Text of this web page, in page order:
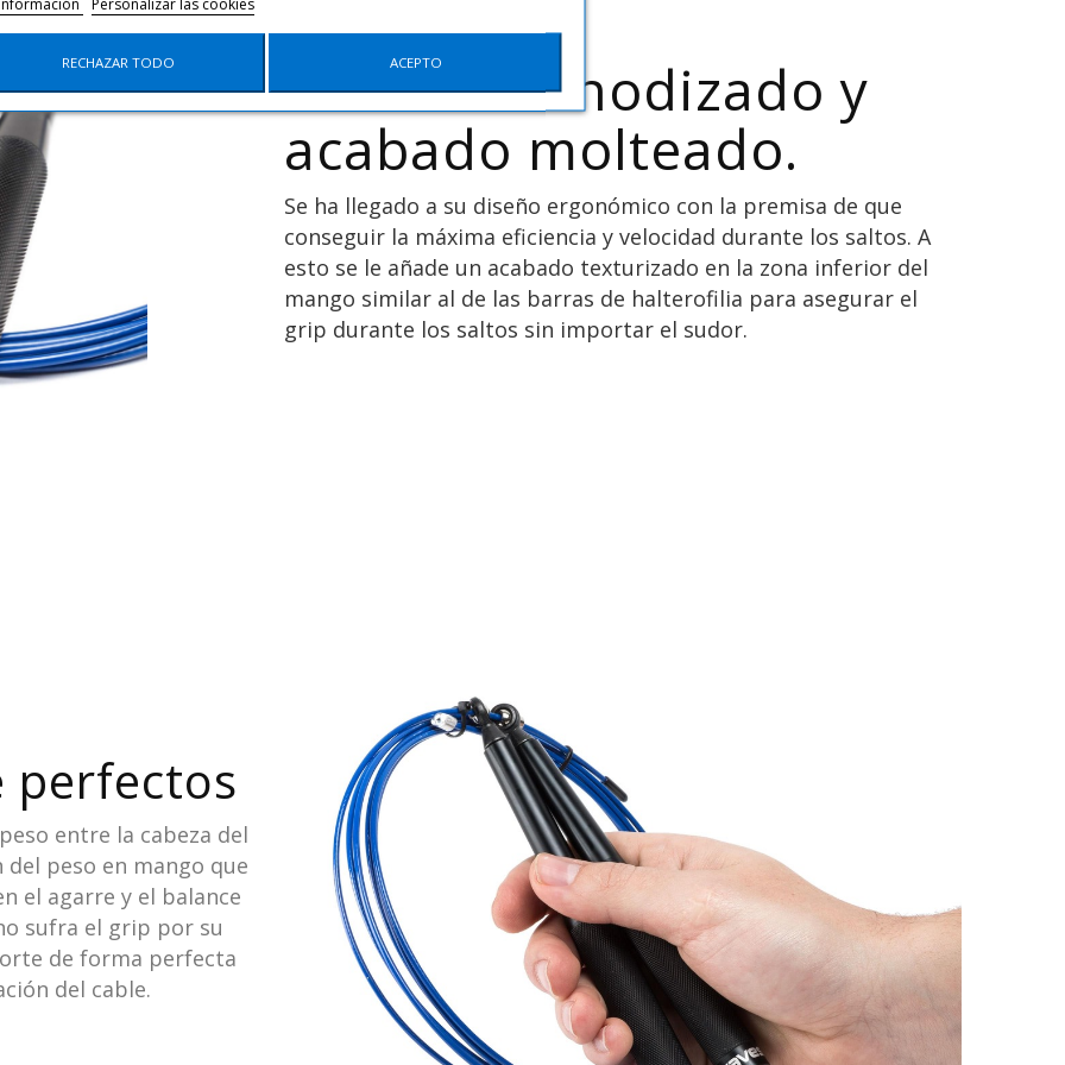
Aluminio anodizado y
acabado molteado.
Se ha llegado a su diseño ergonómico con la premisa de que
conseguir la máxima eficiencia y velocidad durante los saltos. A
esto se le añade un acabado texturizado en la zona inferior del
mango similar al de las barras de halterofilia para asegurar el
grip durante los saltos sin importar el sudor.
perfectos
entre la cabeza del
peso en mango que
el agarre y el balance
sufra el grip por su
de forma perfecta
del cable.
RECHAZAR TODO ACEPTO